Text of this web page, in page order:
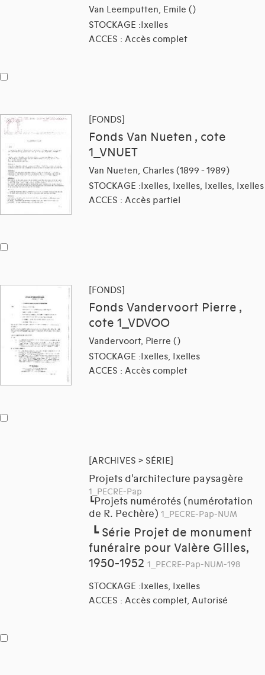
Van Leemputten, Emile ()
STOCKAGE :Ixelles
ACCES : Accès complet
[FONDS]
Fonds Van Nueten , cote
1_VNUET
Van Nueten, Charles (1899 - 1989)
STOCKAGE :Ixelles, Ixelles, Ixelles, Ixelles
ACCES : Accès partiel
[FONDS]
Fonds Vandervoort Pierre ,
cote 1_VDVOO
Vandervoort, Pierre ()
STOCKAGE :Ixelles, Ixelles
ACCES : Accès complet
[ARCHIVES > SÉRIE]
Projets d'architecture paysagère
1_PECRE-Pap
┗Projets numérotés (numérotation
de R. Pechère) 1_PECRE-Pap-NUM
┗ Série Projet de monument
funéraire pour Valère Gilles,
1950-1952 1_PECRE-Pap-NUM-198
STOCKAGE :Ixelles, Ixelles
ACCES : Accès complet, Autorisé